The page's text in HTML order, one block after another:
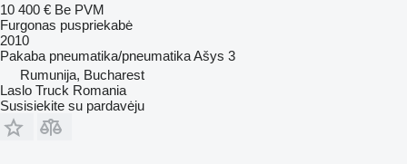
10 400 € Be PVM
Furgonas puspriekabė
2010
Pakaba pneumatika/pneumatikaAšys 3
Rumunija, Bucharest
Laslo Truck Romania
Susisiekite su pardavėju